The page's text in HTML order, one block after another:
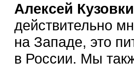
Алексей
действительно
на Западе, это
в России. Мы